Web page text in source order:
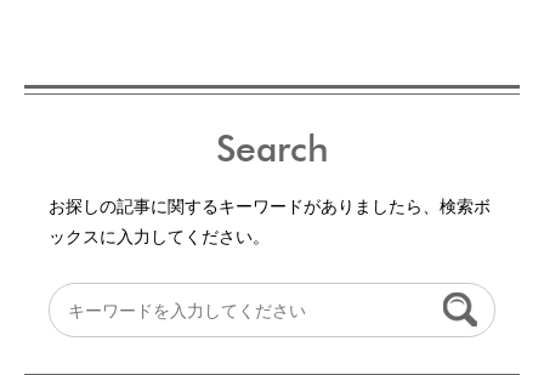
Search
お探しの記事に関するキーワードがありましたら、検索ボ
ックスに入力してください。